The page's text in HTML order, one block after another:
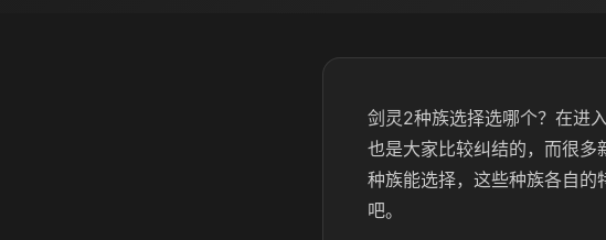
剑灵2种族选择选哪个？在进
也是大家比较纠结的，而很
种族能选择，这些种族各自的
吧。